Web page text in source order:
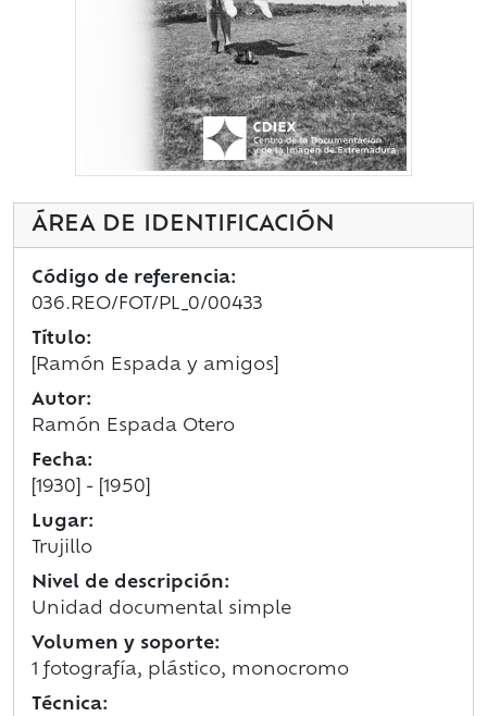
ÁREA DE IDENTIFICACIÓN
Código de referencia:
036.REO/FOT/PL_0/00433
Título:
[Ramón Espada y amigos]
Autor:
Ramón Espada Otero
Fecha:
[1930] - [1950]
Lugar:
Trujillo
Nivel de descripción:
Unidad documental simple
Volumen y soporte:
1 fotografía, plástico, monocromo
Técnica: